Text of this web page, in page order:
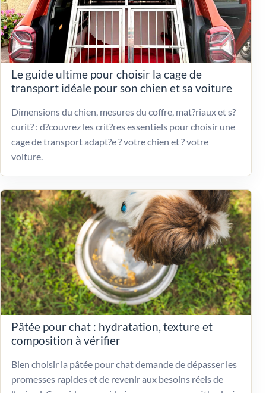
Le guide ultime pour choisir la cage de
transport idéale pour son chien et sa voiture
Dimensions du chien, mesures du coffre, mat?riaux et s?
curit? : d?couvrez les crit?res essentiels pour choisir une
cage de transport adapt?e ? votre chien et ? votre
voiture.
Pâtée pour chat : hydratation, texture et
composition à vérifier
Bien choisir la pâtée pour chat demande de dépasser les
promesses rapides et de revenir aux besoins réels de